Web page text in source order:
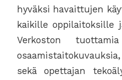
hyväksi havaittujen
kaikille oppilaitoksille
Verkoston
sekä opettajan